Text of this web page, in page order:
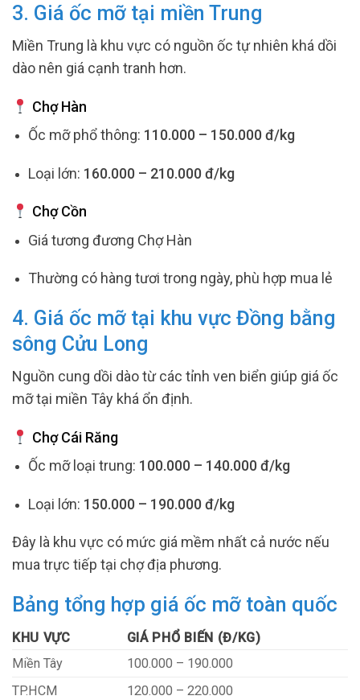
3. Giá ốc mỡ tại miền Trung
Miền Trung là khu vực có nguồn ốc tự nhiên khá dồi
dào nên giá cạnh tranh hơn.
Chợ Hàn
Ốc mỡ phổ thông: 110.000 – 150.000 đ/kg
Loại lớn: 160.000 – 210.000 đ/kg
Chợ Cồn
Giá tương đương Chợ Hàn
Thường có hàng tươi trong ngày, phù hợp mua lẻ
4. Giá ốc mỡ tại khu vực Đồng bằng
sông Cửu Long
Nguồn cung dồi dào từ các tỉnh ven biển giúp giá ốc
mỡ tại miền Tây khá ổn định.
Chợ Cái Răng
Ốc mỡ loại trung: 100.000 – 140.000 đ/kg
Loại lớn: 150.000 – 190.000 đ/kg
Đây là khu vực có mức giá mềm nhất cả nước nếu
mua trực tiếp tại chợ địa phương.
Bảng tổng hợp giá ốc mỡ toàn quốc
KHU VỰC
GIÁ PHỔ BIẾN (Đ/KG)
Miền Tây
100.000 – 190.000
TP.HCM
120.000 – 220.000